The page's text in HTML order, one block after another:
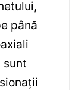
până
sunt